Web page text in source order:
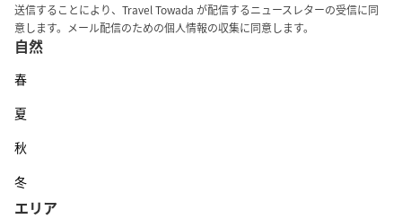
送信することにより、Travel Towada が配信するニュースレターの受信に同
意します。メール配信のための個人情報の収集に同意します。
自然
春
夏
秋
冬
エリア